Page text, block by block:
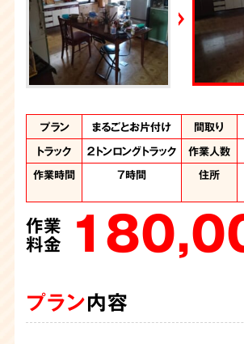
プラン まるごとお片付け 間取り
トラック
２トンロングトラック 作業人数
作業時間
7時間 住所
作業
料金
プラン内容
プラン 不用品回収 間取り
トラック
1.5トントラック 作業人数
作業時間
30分 住所
作業
料金
プラン 内容